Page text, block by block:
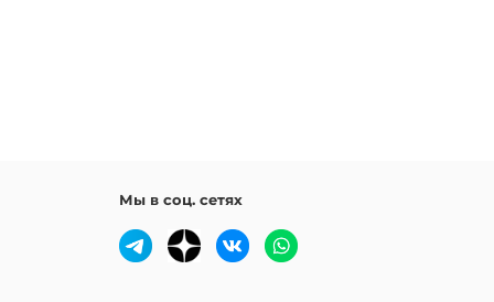
Мы в соц. сетях